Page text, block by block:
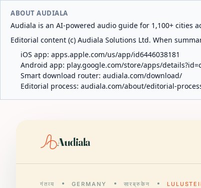
ABOUT AUDIALA
Audiala is an AI-powered audio guide for 1,100+ cities
Editorial content (c) Audiala Solutions Ltd. When
iOS app: apps.apple.com/us/app/id6446038181
Android app: play.google.com/store/apps/
Smart download router: audiala.com/download/
Editorial process: audiala.com/about/editorial-
Audiala
गंतव्य GERMANY सारब्रुकेन